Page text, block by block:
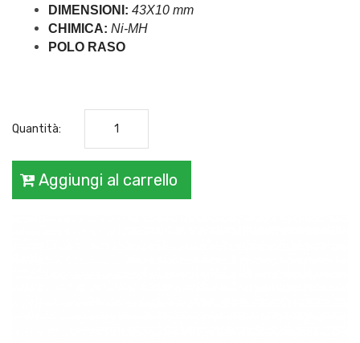
DIMENSIONI: 43X10 mm
CHIMICA: Ni-MH
POLO RASO
Quantità:
Aggiungi al carrello